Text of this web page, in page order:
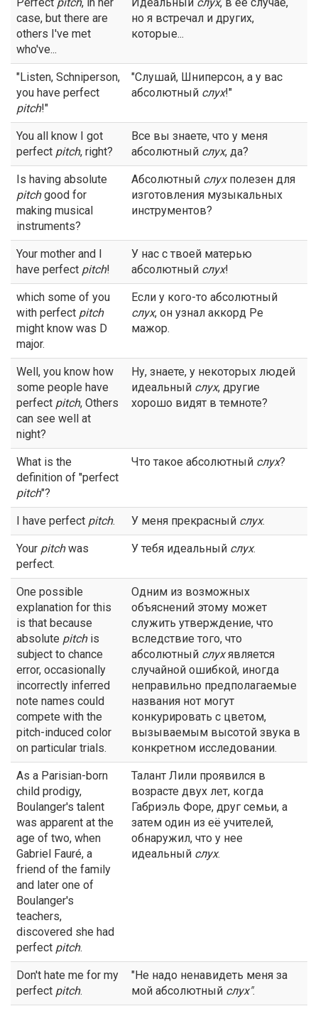
case, but there are
others I've met
who've...
но я встречал и других,
которые...
"Listen, Schniperson,
you have perfect
pitch!"
"Слушай, Шниперсон, а у вас
абсолютный слух!"
You all know I got
perfect pitch, right?
Все вы знаете, что у меня
абсолютный слух, да?
Is having absolute
pitchgood for
making musical
instruments?
Абсолютный слухполезен для
изготовления музыкальных
инструментов?
Your mother and I
have perfect pitch!
У нас с твоей матерью
абсолютный слух!
which some of you
with perfect pitch
might know was D
major.
Если у кого-то абсолютный
слух, он узнал аккорд Ре
мажор.
Well, you know how
some people have
perfect pitch, Others
can see well at
night?
Ну, знаете, у некоторых людей
идеальный слух, другие
хорошо видят в темноте?
What is the
definition of "perfect
pitch"?
Что такое абсолютный слух?
I have perfect pitch. У меня прекрасный слух.
Your pitchwas
perfect.
У тебя идеальный слух.
One possible
explanation for this
is that because
absolute pitchis
subject to chance
error, occasionally
incorrectly inferred
note names could
compete with the
pitch-induced color
on particular trials.
Одним из возможных
объяснений этому может
служить утверждение, что
вследствие того, что
абсолютный слухявляется
случайной ошибкой, иногда
неправильно предполагаемые
названия нот могут
конкурировать с цветом,
вызываемым высотой звука в
конкретном исследовании.
As a Parisian-born
child prodigy,
Boulanger's talent
was apparent at the
age of two, when
Gabriel Fauré, a
friend of the family
and later one of
Boulanger's
teachers,
discovered she had
perfect pitch.
Талант Лили проявился в
возрасте двух лет, когда
Габриэль Форе, друг семьи, а
затем один из её учителей,
обнаружил, что у нее
идеальный слух.
Don't hate me for my
perfect pitch.
"Не надо ненавидеть меня за
мой абсолютный слух".